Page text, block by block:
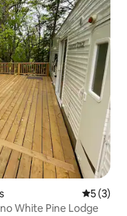
5 de
5 (3)
White Pine Lodge